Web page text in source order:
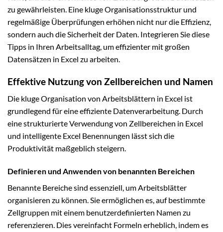
zu gewährleisten. Eine kluge Organisationsstruktur und
regelmäßige Überprüfungen erhöhen nicht nur die Effizienz,
sondern auch die Sicherheit der Daten. Integrieren Sie diese
Tipps in Ihren Arbeitsalltag, um effizienter mit großen
Datensätzen in Excel zu arbeiten.
Effektive Nutzung von Zellbereichen und Namen
Die kluge Organisation von Arbeitsblättern in Excel ist
grundlegend für eine effiziente Datenverarbeitung. Durch
eine strukturierte Verwendung von Zellbereichen in Excel
und intelligente Excel Benennungen lässt sich die
Produktivität maßgeblich steigern.
Definieren und Anwenden von benannten Bereichen
Benannte Bereiche sind essenziell, um Arbeitsblätter
organisieren zu können. Sie ermöglichen es, auf bestimmte
Zellgruppen mit einem benutzerdefinierten Namen zu
referenzieren. Dies vereinfacht Formeln erheblich, indem es